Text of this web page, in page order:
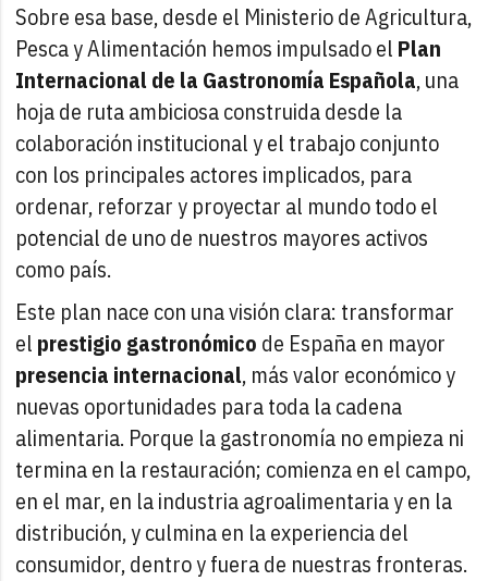
Sobre esa base, desde el Ministerio de Agricultura,
Pesca y Alimentación hemos impulsado el Plan
Internacional de la Gastronomía Española, una
hoja de ruta ambiciosa construida desde la
colaboración institucional y el trabajo conjunto
con los principales actores implicados, para
ordenar, reforzar y proyectar al mundo todo el
potencial de uno de nuestros mayores activos
como país.
Este plan nace con una visión clara: transformar
el prestigio gastronómico de España en mayor
presencia internacional, más valor económico y
nuevas oportunidades para toda la cadena
alimentaria. Porque la gastronomía no empieza ni
termina en la restauración; comienza en el campo,
en el mar, en la industria agroalimentaria y en la
distribución, y culmina en la experiencia del
consumidor, dentro y fuera de nuestras fronteras.